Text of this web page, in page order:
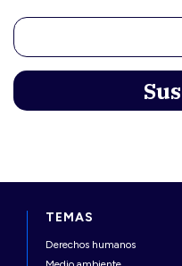
TEMAS
Derechos humanos